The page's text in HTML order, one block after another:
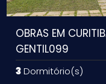
OBRAS EM
GENTIL099
3Dormitório(s)